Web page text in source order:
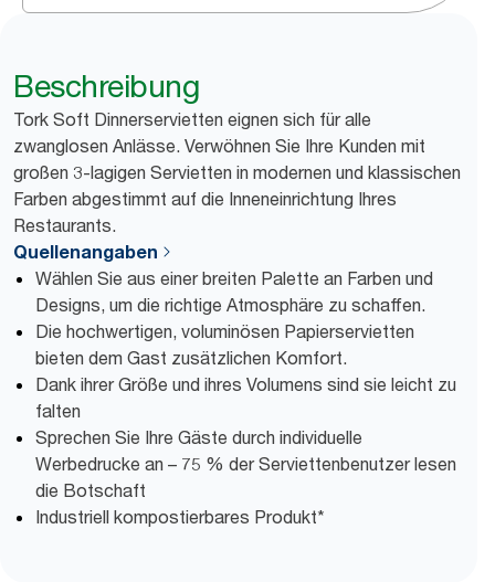
Beschreibung
Tork Soft Dinnerservietten eignen sich für alle
zwanglosen Anlässe. Verwöhnen Sie Ihre Kunden mit
großen 3-lagigen Servietten in modernen und klassischen
Farben abgestimmt auf die Inneneinrichtung Ihres
Restaurants.
Quellenangaben
Wählen Sie aus einer breiten Palette an Farben und
Designs, um die richtige Atmosphäre zu schaffen.
Die hochwertigen, voluminösen Papierservietten
bieten dem Gast zusätzlichen Komfort.
Dank ihrer Größe und ihres Volumens sind sie leicht zu
falten
Sprechen Sie Ihre Gäste durch individuelle
Werbedrucke an – 75 % der Serviettenbenutzer lesen
die Botschaft
Industriell kompostierbares Produkt*